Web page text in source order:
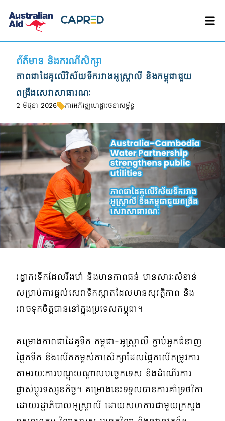
ព័ត៌មាន និងករណីសិក្សា
ភាពជាដៃគូលើវិស័យទឹករវាងអូស្ត្រាលី និងកម្ពុជាជួយ
ពង្រឹងសេវាសាធារណៈ
2 មិថុនា 2026 ការអភិវឌ្ឍហេដ្ឋារចនាសម្ព័ន្ធ
រដ្ឋាករទឹកដែលរឹងមាំ និងមានភាពធន់ មានសារៈសំខាន់
សម្រាប់ការផ្តល់សេវាទឹកស្អាតដែលមានសុវត្ថិភាព និង
អាចទុកចិត្តបាននៅក្នុងប្រទេសកម្ពុជា។
គម្រោងភាពជាដៃគូទឹក កម្ពុជា-អូស្ត្រាលី ភ្ជាប់អ្នកជំនាញ
ផ្នែកទឹក និងលើកកម្ពស់ការសិក្សាដែលផ្អែកលើតម្រូវការ
តាមរយៈការបណ្តុះបណ្តាលបច្ចេកទេស និងដំណើរការ
ផ្លាស់ប្តូរទស្សនកិច្ច។ គម្រោងនេះទទួលបានការគាំទ្រថវិកា
ដោយរដ្ឋាភិបាលអូស្ត្រាលី ដោយសហការជាមួយក្រសួង